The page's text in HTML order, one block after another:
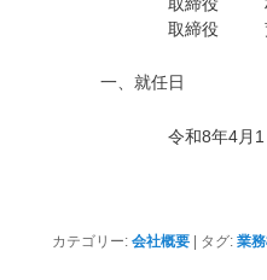
取締役 荒牧
一、就任日
令和8年4月1
カテゴリー: 会社概要 タグ: 業